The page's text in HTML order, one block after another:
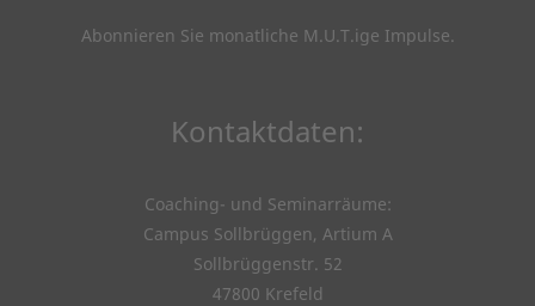
Abonnieren Sie monatliche M.U.T.ige Impulse
Kontaktdaten:
Coaching- und Seminarräume:
Campus Sollbrüggen, Artium A
Sollbrüggenstr. 52
47800 Krefeld